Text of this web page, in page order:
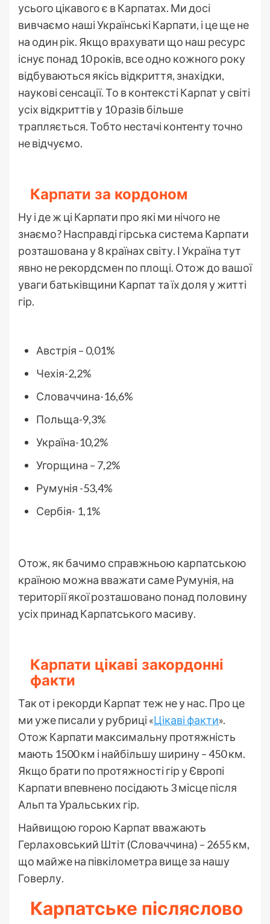
усього цікавого є в Карпатах. Ми досі
вивчаємо наші Українські Карпати, і це ще не
на один рік. Якщо врахувати що наш ресурс
існує понад 10 років, все одно кожного року
відбуваються якісь відкриття, знахідки,
наукові сенсації. То в контексті Карпат у світі
усіх відкриттів у 10 разів більше
трапляється. Тобто нестачі контенту точно
не відчуємо.
Карпати за кордоном
Ну і де ж ці Карпати про які ми нічого не
знаємо? Насправді гірська система Карпати
розташована у 8 країнах світу. І Україна тут
явно не рекордсмен по площі. Отож до вашої
уваги батьківщини Карпат та їх доля у житті
гір.
Австрія – 0,01%
Чехія-2,2%
Словаччина-16,6%
Польща-9,3%
Україна-10,2%
Угорщина – 7,2%
Румунія -53,4%
Сербія- 1,1%
Отож, як бачимо справжньою карпатською
країною можна вважати саме Румунія, на
території якої розташовано понад половину
усіх принад Карпатського масиву.
Карпати цікаві закордонні
факти
Так от і рекорди Карпат теж не у нас. Про це
ми уже писали у рубриці «Цікаві факти».
Отож Карпати максимальну протяжність
мають 1500 км і найбільшу ширину – 450 км.
Якщо брати по протяжності гір у Європі
Карпати впевнено посідають 3 місце після
Альп та Уральських гір.
Найвищою горою Карпат вважають
Герлаховський Штіт (Словаччина) – 2655 км,
що майже на півкілометра вище за нашу
Говерлу.
Карпатське післяслово